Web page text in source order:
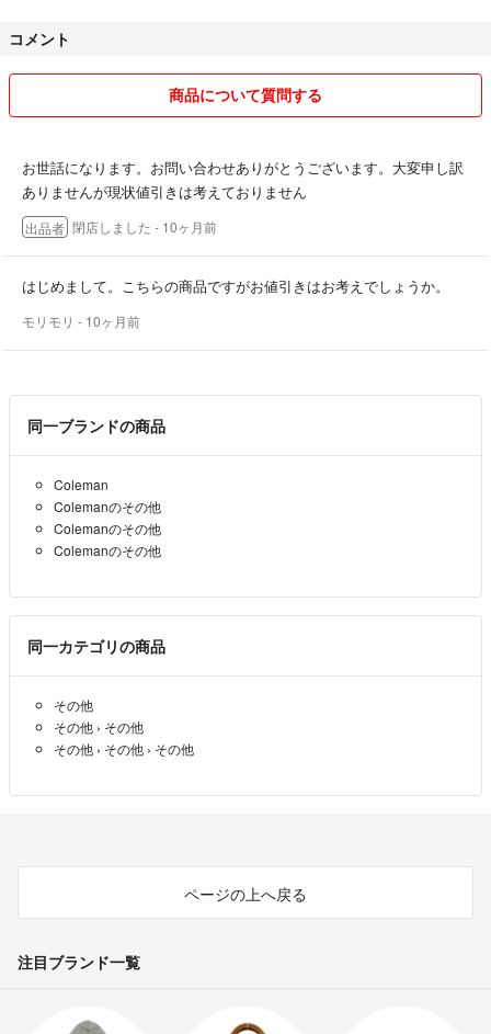
コメント
商品について質問する
お世話になります。お問い合わせありがとうございます。大変申し訳
ありませんが現状値引きは考えておりません
出品者 閉店しました - 10ヶ月前
はじめまして。こちらの商品ですがお値引きはお考えでしょうか。
モリモリ - 10ヶ月前
同一ブランドの商品
Coleman
Colemanのその他
Colemanのその他
Colemanのその他
同一カテゴリの商品
その他
その他 › その他
その他 › その他 › その他
ページの上へ戻る
注目ブランド一覧